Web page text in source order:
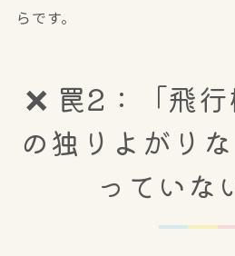
らです。
❌ 罠2：「飛行
の独りよがり
っていな